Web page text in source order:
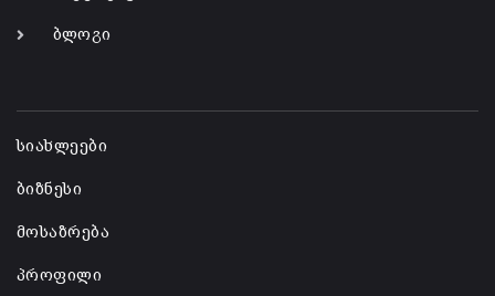
ბლოგი
სიახლეები
ბიზნესი
მოსაზრება
პროფილი